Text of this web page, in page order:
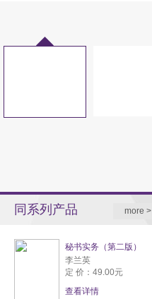
同系列产品 more >
秘书实务（第二版）
李兰英
定 价：49.00元
查看详情